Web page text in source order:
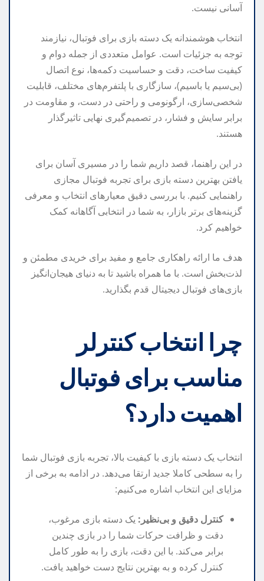
آسانی نیست.
انتخاب هوشمندانه یک دسته بازی برای فوتبال، نیازمند
توجه به جزئیات است. عوامل متعددی از جمله دوام و
کیفیت ساخت، دقت و حساسیت دکمه‌ها، نوع اتصال
(بی‌سیم یا باسیم)، سازگاری با پلتفرم‌های مختلف، قابلیت
شخصی‌سازی، ارگونومی و راحتی در دست، و مقاومت در
برابر سایش و فشار، در تصمیم‌گیری نهایی تاثیرگذار
هستند.
در این راهنما، قصد داریم شما را در مسیری آسان برای
یافتن بهترین دسته بازی برای تجربه فوتبال مجازی
راهنمایی کنیم. با بررسی دقیق معیارهای انتخاب و معرفی
گزینه‌های برتر بازار، به شما در انتخابی آگاهانه کمک
خواهیم کرد.
هدف ما ارائه راهکاری جامع و مفید برای خریدی مطمئن و
لذت‌بخش است. با ما همراه باشید تا به دنیای هیجان‌انگیز
بازی‌های فوتبال دیجیتال قدم بگذارید.
چرا انتخاب کنترلر
مناسب برای فوتبال
اهمیت دارد؟
انتخاب یک دسته بازی با کیفیت بالا، تجربه بازی فوتبال شما
را به سطحی کاملا جدید ارتقا می‌دهد. در ادامه به برخی از
مزایای این انتخاب اشاره می‌کنیم:
کنترل دقیق و بی‌نظیر: یک دسته بازی مرغوب،
دقت و ظرافت حرکات شما را در بازی چندین
برابر می‌کند. با این دقت، بازی را به طور کامل
کنترل کرده و به بهترین نتایج دست خواهید یافت.